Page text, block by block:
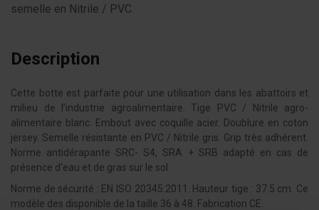
semelle en Nitrile / PVC.
Description
Cette botte est parfaite pour une utilisation dans les abattoirs et
milieu de l’industrie agroalimentaire. Tige PVC / Nitrile agro-
alimentaire blanc. Embout avec coquille acier. Doublure en coton
jersey. Semelle résistante en PVC / Nitrile gris. Grip très adhérent.
Norme antidérapante SRC- S4, SRA + SRB adapté en cas de
présence d'eau et de gras sur le sol.
Norme de sécurité : EN ISO 20345:2011. Hauteur tige : 37.5 cm. Ce
modèle des disponible de la taille 36 à 48. Fabrication CE.